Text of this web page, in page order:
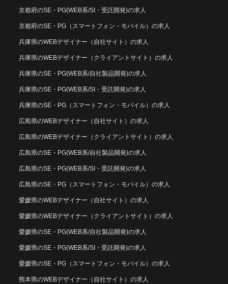
京都府のSE・PG(WEB系/SI・受託開発)の求人
京都府のSE・PG（スマートフォン・モバイル）の求人
兵庫県のWEBデザイナー（自社サイト）の求人
兵庫県のWEBデザイナー（クライアントサイト）の求人
兵庫県のSE・PG(WEB系/自社製品開発)の求人
兵庫県のSE・PG(WEB系/SI・受託開発)の求人
兵庫県のSE・PG（スマートフォン・モバイル）の求人
広島県のWEBデザイナー（自社サイト）の求人
広島県のWEBデザイナー（クライアントサイト）の求人
広島県のSE・PG(WEB系/自社製品開発)の求人
広島県のSE・PG(WEB系/SI・受託開発)の求人
広島県のSE・PG（スマートフォン・モバイル）の求人
愛媛県のWEBデザイナー（自社サイト）の求人
愛媛県のWEBデザイナー（クライアントサイト）の求人
愛媛県のSE・PG(WEB系/自社製品開発)の求人
愛媛県のSE・PG(WEB系/SI・受託開発)の求人
愛媛県のSE・PG（スマートフォン・モバイル）の求人
熊本県のWEBデザイナー（自社サイト）の求人